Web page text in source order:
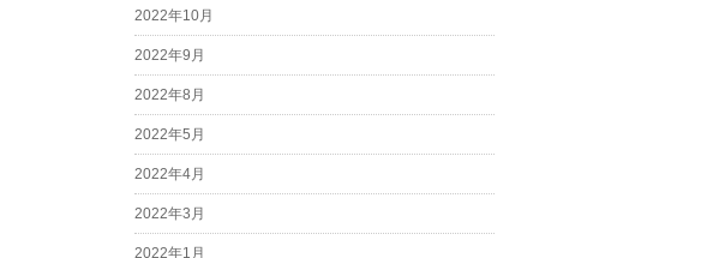
2022年10月
2022年9月
2022年8月
2022年5月
2022年4月
2022年3月
2022年1月